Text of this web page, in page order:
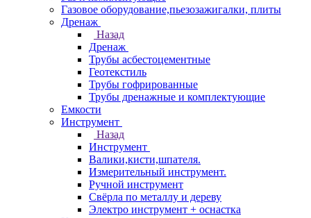
Газовое оборудование,пьезозажигалки, плиты
Дренаж
Назад
Дренаж
Трубы асбестоцементные
Геотекстиль
Трубы гофрированные
Трубы дренажные и комплектующие
Емкости
Инструмент
Назад
Инструмент
Валики,кисти,шпателя.
Измерительный инструмент.
Ручной инструмент
Свёрла по металлу и дереву
Электро инструмент + оснастка